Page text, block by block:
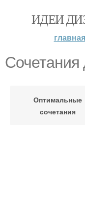
ИДЕИ
главная
Сочетания
Оптимальные
сочетания